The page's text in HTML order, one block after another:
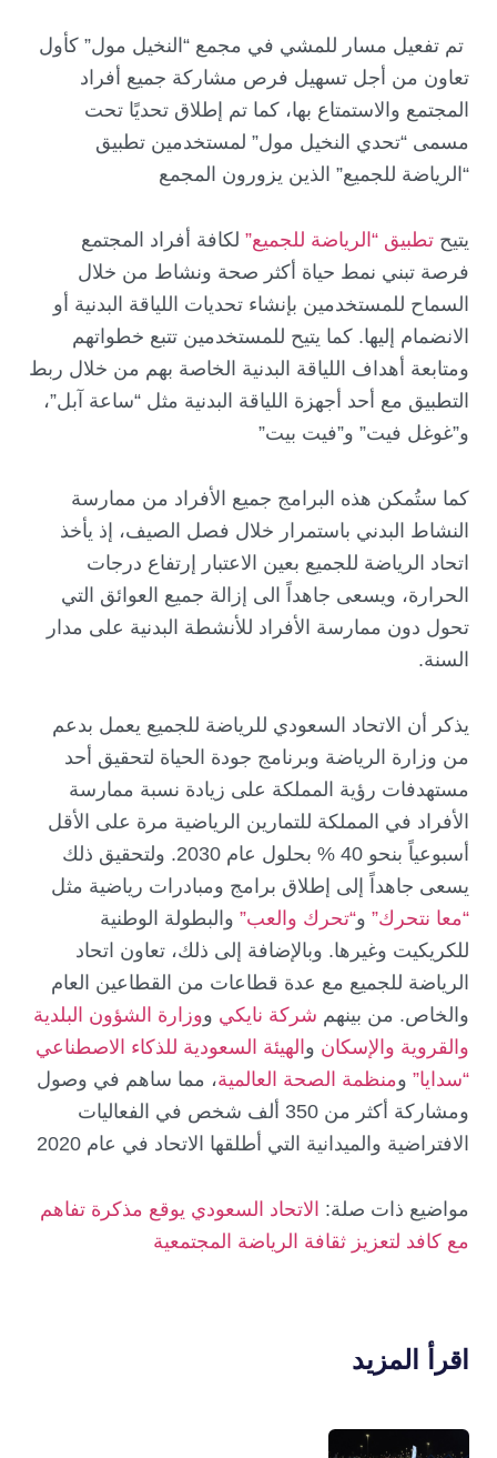
تم تفعيل مسار للمشي في مجمع “النخيل مول” كأول
تعاون من أجل تسهيل فرص مشاركة جميع أفراد
المجتمع والاستمتاع بها، كما تم إطلاق تحديًا تحت
مسمى “تحدي النخيل مول” لمستخدمين تطبيق
“الرياضة للجميع” الذين يزورون المجمع
يتيح تطبيق “الرياضة للجميع”لكافة أفراد المجتمع
فرصة تبني نمط حياة أكثر صحة ونشاط من خلال
السماح للمستخدمين بإنشاء تحديات اللياقة البدنية أو
الانضمام إليها. كما يتيح للمستخدمين تتبع خطواتهم
ومتابعة أهداف اللياقة البدنية الخاصة بهم من خلال ربط
التطبيق مع أحد أجهزة اللياقة البدنية مثل “ساعة آبل”،
و”غوغل فيت” و”فيت بيت”
كما ستُمكن هذه البرامج جميع الأفراد من ممارسة
النشاط البدني باستمرار خلال فصل الصيف، إذ يأخذ
اتحاد الرياضة للجميع بعين الاعتبار إرتفاع درجات
الحرارة، ويسعى جاهداً الى إزالة جميع العوائق التي
تحول دون ممارسة الأفراد للأنشطة البدنية على مدار
السنة.
يذكر أن الاتحاد السعودي للرياضة للجميع يعمل بدعم
من وزارة الرياضة وبرنامج جودة الحياة لتحقيق أحد
مستهدفات رؤية المملكة على زيادة نسبة ممارسة
الأفراد في المملكة للتمارين الرياضية مرة على الأقل
أسبوعياً بنحو 40 % بحلول عام 2030. ولتحقيق ذلك
يسعى جاهداً إلى إطلاق برامج ومبادرات رياضية مثل
“معا نتحرك”و“تحرك والعب”والبطولة الوطنية
للكريكيت وغيرها. وبالإضافة إلى ذلك، تعاون اتحاد
الرياضة للجميع مع عدة قطاعات من القطاعين العام
والخاص. من بينهم شركة نايكيووزارة الشؤون البلدية
والقروية والإسكانوالهيئة السعودية للذكاء الاصطناعي
“سدايا”ومنظمة الصحة العالمية، مما ساهم في وصول
ومشاركة أكثر من 350 ألف شخص في الفعاليات
الافتراضية والميدانية التي أطلقها الاتحاد في عام 2020
مواضيع ذات صلة: الاتحاد السعودي يوقع مذكرة تفاهم
مع كافد لتعزيز ثقافة الرياضة المجتمعية
اقرأ المزيد